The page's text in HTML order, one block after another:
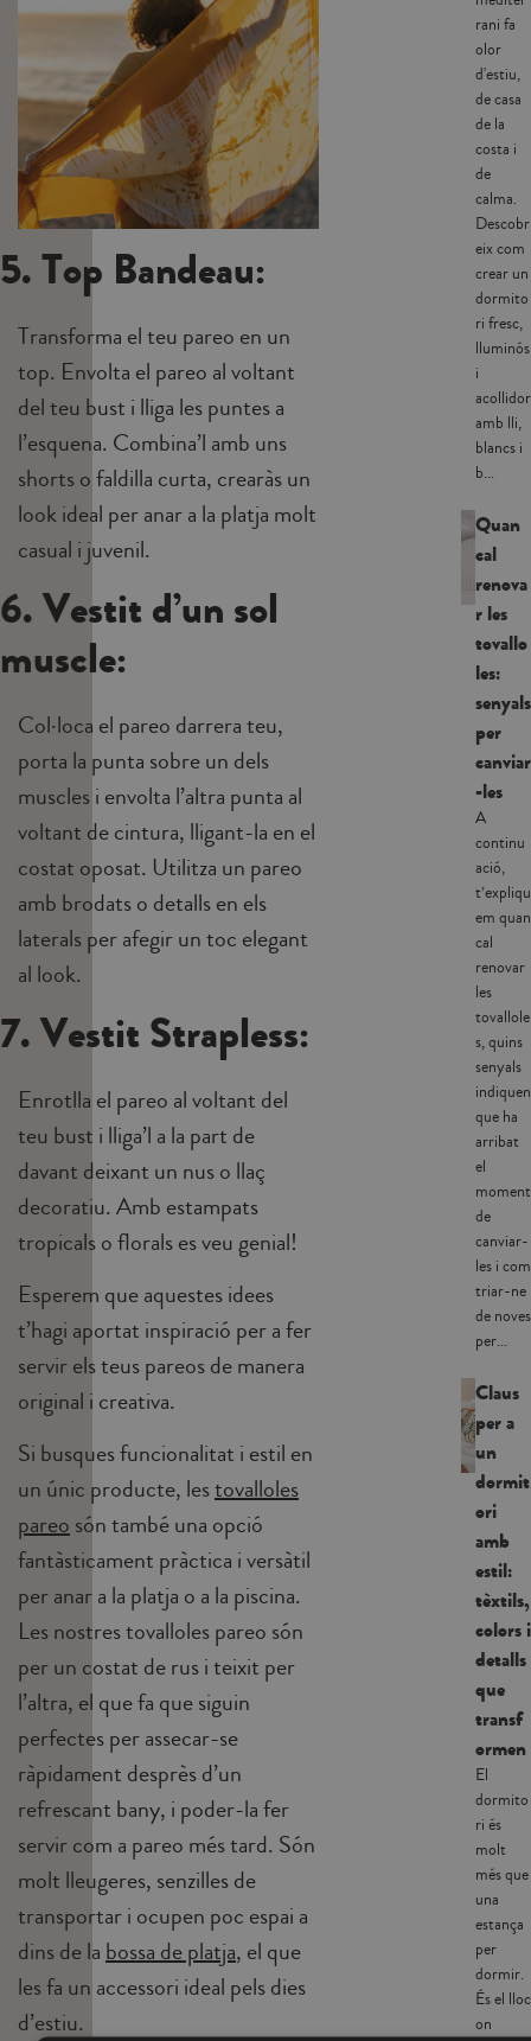
5. Top Bandeau:
Transforma el teu pareo en un
top. Envolta el pareo al voltant
del teu bust i lliga les puntes a
l’esquena. Combina’l amb uns
shorts o faldilla curta, crearàs un
look ideal per anar a la platja molt
casual i juvenil.
6. Vestit d’un sol
muscle:
Col·loca el pareo darrera teu,
porta la punta sobre un dels
muscles i envolta l’altra punta al
voltant de cintura, lligant-la en el
costat oposat. Utilitza un pareo
amb brodats o detalls en els
laterals per afegir un toc elegant
al look.
7. Vestit Strapless:
Enrotlla el pareo al voltant del
teu bust i lliga’l a la part de
davant deixant un nus o llaç
decoratiu. Amb estampats
tropicals o florals es veu genial!
Esperem que aquestes idees
t’hagi aportat inspiració per a fer
servir els teus pareos de manera
original i creativa.
Si busques funcionalitat i estil en
un únic producte, lestovalloles
pareo són també una opció
fantàsticament pràctica i versàtil
per anar a la platja o a la piscina.
Les nostres tovalloles pareo són
per un costat de rus i teixit per
l’altra, el que fa que siguin
perfectes per assecar-se
ràpidament desprès d’un
refrescant bany, i poder-la fer
servir com a pareo més tard. Són
molt lleugeres, senzilles de
transportar i ocupen poc espai a
dins de la bossa de platja, el que
les fa un accessori ideal pels dies
d’estiu.
rani fa
olor
d'estiu,
de casa
de la
costa i
de
calma.
Descobr
eix com
crear un
dormito
ri fresc,
lluminós
i
acollidor
amb lli,
blancs i
b...
Quan
cal
renova
r les
tovallo
les:
senyals
per
canviar
-les
A
continu
ació,
t’expliqu
em quan
cal
renovar
les
tovallole
s, quins
senyals
indiquen
que ha
arribat
el
moment
de
canviar-
les i com
triar-ne
de noves
per...
Claus
per a
un
dormit
ori
amb
estil:
tèxtils,
colors i
detalls
que
transf
ormen
El
dormito
ri és
molt
més que
una
estança
per
dormir.
És el lloc
on